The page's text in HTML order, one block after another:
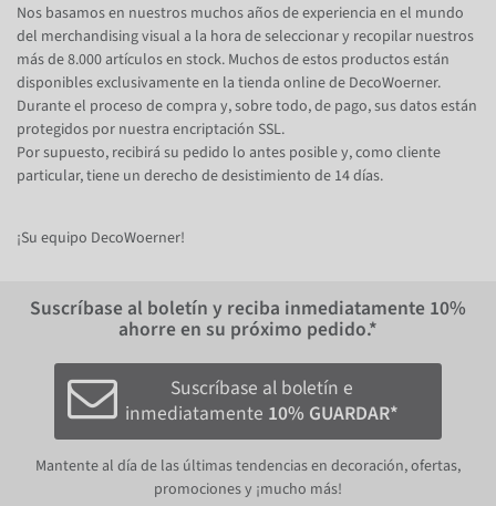
Nos basamos en nuestros muchos años de experiencia en el mundo
del merchandising visual a la hora de seleccionar y recopilar nuestros
más de 8.000 artículos en stock. Muchos de estos productos están
disponibles exclusivamente en la tienda online de DecoWoerner.
Durante el proceso de compra y, sobre todo, de pago, sus datos están
protegidos por nuestra encriptación SSL.
Por supuesto, recibirá su pedido lo antes posible y, como cliente
particular, tiene un derecho de desistimiento de 14 días.
¡Su equipo DecoWoerner!
Suscríbase al boletín y reciba inmediatamente 10%
ahorre en su próximo pedido.*
Suscríbase al boletín e
inmediatamente 10% GUARDAR*
Mantente al día de las últimas tendencias en decoración, ofertas,
promociones y ¡mucho más!